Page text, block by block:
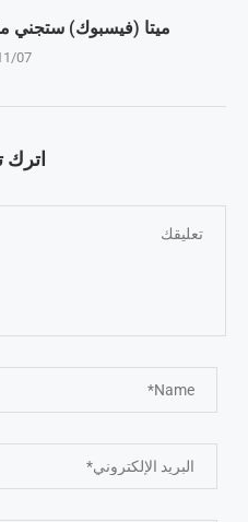
ميتا (فيسبوك) ستجني
07
اترك